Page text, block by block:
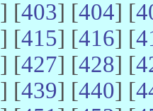
] [403] [404] [
] [415] [416] [
] [427] [428] [
] [439] [440] [